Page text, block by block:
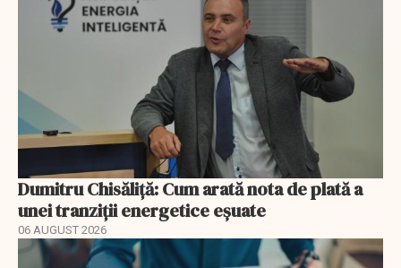
Dumitru Chisăliță: Cum arată nota de plată a
unei tranziții energetice eșuate
06 AUGUST 2026